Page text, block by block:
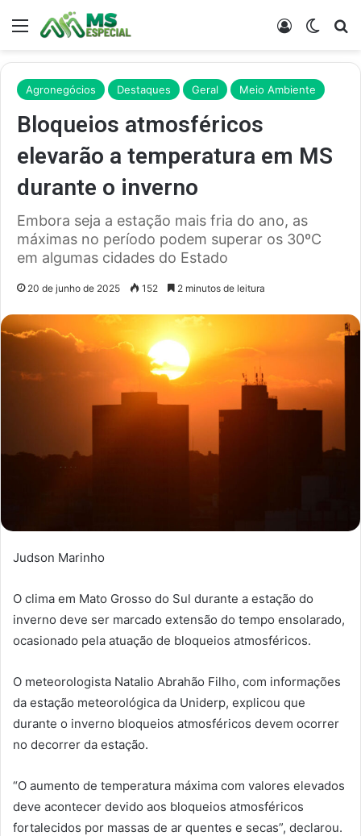
Menu Entrar
Agronegócios Destaques Geral Meio Ambiente
Bloqueios atmosféricos
elevarão a temperatura em MS
durante o inverno
Embora seja a estação mais fria do ano, as
máximas no período podem superar os 30ºC
em algumas cidades do Estado
20 de junho de 2025 152 2 minutos de leitura
Judson Marinho
O clima em Mato Grosso do Sul durante a estação do
inverno deve ser marcado extensão do tempo ensolarado,
ocasionado pela atuação de bloqueios atmosféricos.
O meteorologista Natalio Abrahão Filho, com informações
da estação meteorológica da Uniderp, explicou que
durante o inverno bloqueios atmosféricos devem ocorrer
no decorrer da estação.
“O aumento de temperatura máxima com valores elevados
deve acontecer devido aos bloqueios atmosféricos
fortalecidos por massas de ar quentes e secas”, declarou.